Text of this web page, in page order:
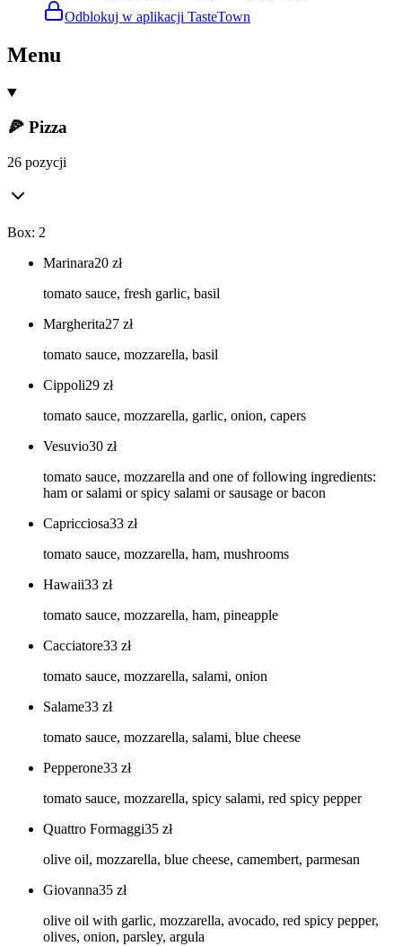
Odblokuj w aplikacji TasteTown
Menu
🍕 Pizza
26 pozycji
Box: 2
Marinara20 zł
tomato sauce, fresh garlic, basil
Margherita27 zł
tomato sauce, mozzarella, basil
Cippoli29 zł
tomato sauce, mozzarella, garlic, onion, capers
Vesuvio30 zł
tomato sauce, mozzarella and one of following ingredients:
ham or salami or spicy salami or sausage or bacon
Capricciosa33 zł
tomato sauce, mozzarella, ham, mushrooms
Hawaii33 zł
tomato sauce, mozzarella, ham, pineapple
Cacciatore33 zł
tomato sauce, mozzarella, salami, onion
Salame33 zł
tomato sauce, mozzarella, salami, blue cheese
Pepperone33 zł
tomato sauce, mozzarella, spicy salami, red spicy pepper
Quattro Formaggi35 zł
olive oil, mozzarella, blue cheese, camembert, parmesan
Giovanna35 zł
olive oil with garlic, mozzarella, avocado, red spicy pepper,
olives, onion, parsley, argula